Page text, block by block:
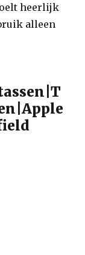
heerlijk
alleen